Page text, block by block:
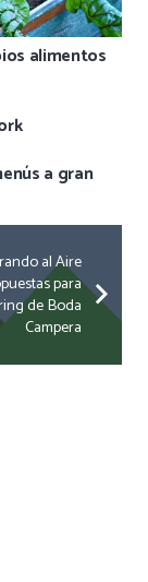
alimentos
a gran
al Aire
para
de Boda
Campera